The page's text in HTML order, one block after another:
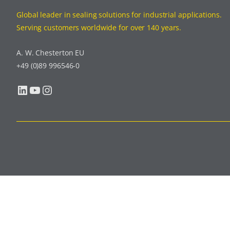
Global leader in sealing solutions for industrial applications.
Serving customers worldwide for over 140 years.
A. W. Chesterton EU
+49 (0)89 996546-0
LinkedIn YouTube Instagram